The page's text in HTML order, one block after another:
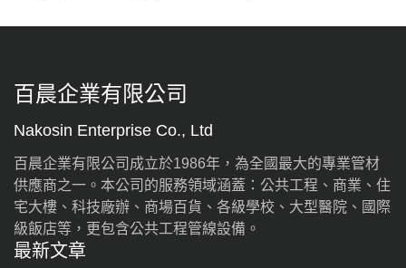
百晨企業有限公司
Nakosin Enterprise Co., Ltd
百晨企業有限公司成立於1986年，為全國最大的專業管材
供應商之一。本公司的服務領域涵蓋：公共工程、商業、住
宅大樓、科技廠辦、商場百貨、各級學校、大型醫院、國際
級飯店等，更包含公共工程管線設備。
最新文章